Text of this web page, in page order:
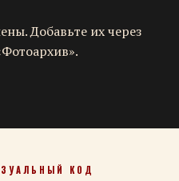
Добавьте их через
КОД